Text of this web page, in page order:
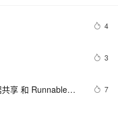
4
3
享 和 Runnable实
7